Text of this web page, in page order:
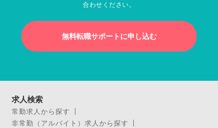
合わせください。
無料転職サポートに申し込む
求人検索
常勤求人から探す
非常勤（アルバイト）求人から探す